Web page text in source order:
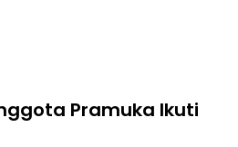
Pramuka Ikuti